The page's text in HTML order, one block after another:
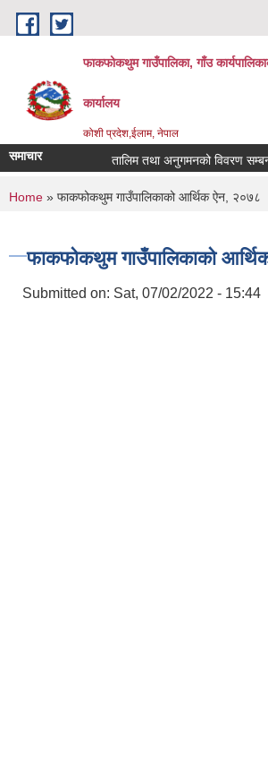
Skip to main content
फाकफोकथुम गाउँपालिका, गाँउ
कार्यालय
कोशी प्रदेश,ईलाम, नेपाल
समाचार तालिम तथा अनुगमनको विवरण
You are here
Home » फाकफोकथुम गाउँपालिकाको आर्थिक ऐन, २०७८
फाकफोकथुम गाउँपालिकाको
Submitted on: Sat, 07/02/2022 - 15:44